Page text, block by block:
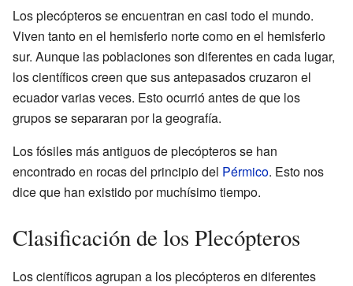
Los plecópteros se encuentran en casi todo el mundo.
Viven tanto en el hemisferio norte como en el hemisferio
sur. Aunque las poblaciones son diferentes en cada lugar,
los científicos creen que sus antepasados cruzaron el
ecuador varias veces. Esto ocurrió antes de que los
grupos se separaran por la geografía.
Los fósiles más antiguos de plecópteros se han
encontrado en rocas del principio del Pérmico. Esto nos
dice que han existido por muchísimo tiempo.
Clasificación de los Plecópteros
Los científicos agrupan a los plecópteros en diferentes